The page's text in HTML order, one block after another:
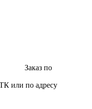
Заказ по
или по адресу